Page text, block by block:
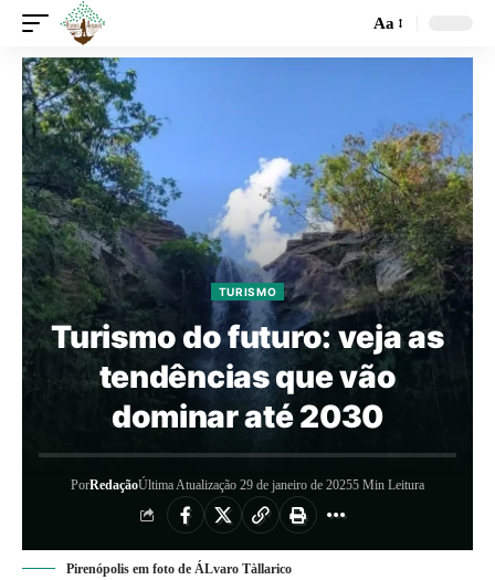
Aa
TURISMO
Turismo do futuro: veja as
tendências que vão
dominar até 2030
PorRedaçãoÚltima Atualização 29 de janeiro de 20255 Min Leitura
Pirenópolis em foto de ÁLvaro Tàllarico